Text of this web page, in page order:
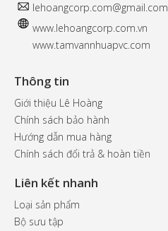
lehoangcorp.com@gmail.com
www.lehoangcorp.com.vn
www.tamvannhuapvc.com
Thông tin
Giới thiệu Lê Hoàng
Chính sách bảo hành
Hướng dẫn mua hàng
Chính sách đổi trả & hoàn tiền
Liên kết nhanh
Loại sản phẩm
Bộ sưu tập